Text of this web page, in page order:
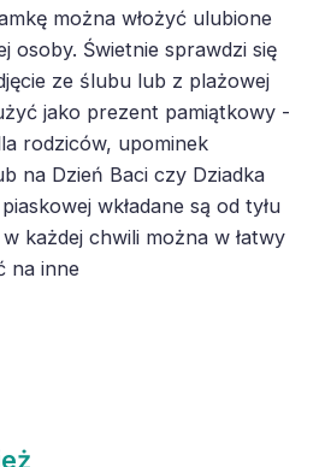
można włożyć ulubione
osoby. Świetnie sprawdzi się
ze ślubu lub z plażowej
jako prezent pamiątkowy -
rodziców, upominek
na Dzień Baci czy Dziadka
wkładane są od tyłu
każdej chwili można w łatwy
na inne